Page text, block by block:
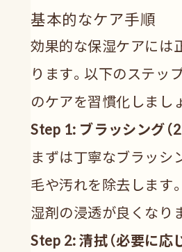
基本的なケア手順
効果的な保湿ケアには
ります。以下のステッ
のケアを習慣化しまし
Step 1: ブラッシング（
まずは丁寧なブラッシ
毛や汚れを除去します
湿剤の浸透が良くなり
Step 2: 清拭（必要に応